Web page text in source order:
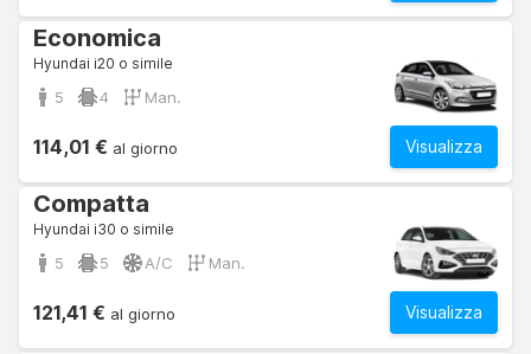
Economica
Hyundai i20 o simile
5 4 Man.
Visualizza
114,01 € al giorno
Compatta
Hyundai i30 o simile
5 5 A/C Man.
Visualizza
121,41 € al giorno